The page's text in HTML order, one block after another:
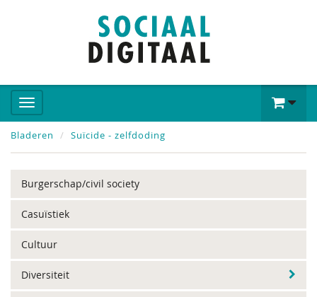
Bladeren Suïcide - zelfdoding
Burgerschap/civil society
Casuïstiek
Cultuur
Diversiteit